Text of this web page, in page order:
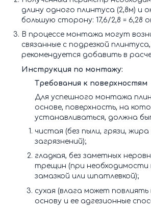
длину одного плинтуса (2,8м) и
большую сторону: 17,6/2,8 = 6,28
В процессе монтажа могут
связанные с подрезкой
рекомендуется добавить в
Инструкция по монтажу:
Требования к поверхностям
Для успешного монтажа
основе, поверхность, на
устанавливаться, должна
чистая (без пыли, грязи, жира
загрязнений);
гладкая, без заметных
трещин (при необходимости
замазкой или шпатлевкой);
сухая (влага может повлиять
основу и ее адгезионные